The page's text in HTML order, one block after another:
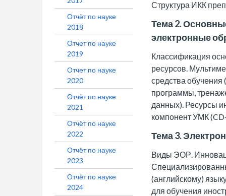
Отчёт по науке
2018
Отчет по науке
2019
Отчет по науке
2020
Отчёт по науке
2021
Отчёт по науке
2022
Отчёт по науке
2023
Отчёт по науке
2024
Структура ИКК
Тема 2.
электронные
Классификация
ресурсов.
средства
программы,
данных). Ресурсы
компонент УМК
Тема 3.
Виды ЭОР.
(английскому)
для обучения